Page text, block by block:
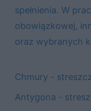
spełnienia. W
obowiązkowej,
oraz wybranych
Chmury -
Antygona -